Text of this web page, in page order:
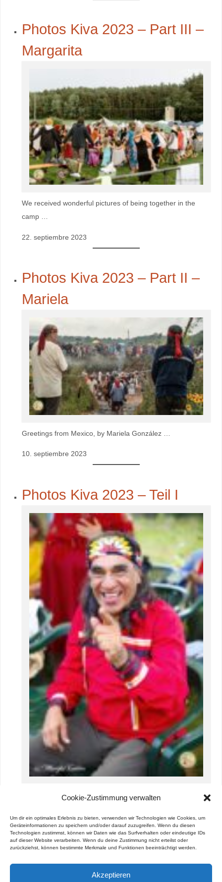
Cookie-Zustimmung verwalten
Um dir ein optimales Erlebnis zu bieten, verwenden wir Technologien wie Cookies, um
Geräteinformationen zu speichern und/oder darauf zuzugreifen. Wenn du diesen
Technologien zustimmst, können wir Daten wie das Surfverhalten oder eindeutige IDs
auf dieser Website verarbeiten. Wenn du deine Zustimmung nicht erteilst oder
zurückziehst, können bestimmte Merkmale und Funktionen beeinträchtigt werden.
Akzeptieren
Photos Kiva 2023 – Part III –
Margarita
We received wonderful pictures of being together in the
camp …
22. septiembre 2023
Photos Kiva 2023 – Part II –
Mariela
Greetings from Mexico, by Mariela González …
10. septiembre 2023
Photos Kiva 2023 – Teil I
Sun, Rain, Storm and Rainbows ….
8. septiembre 2023